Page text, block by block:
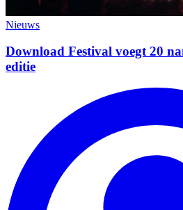
Nieuws
Download Festival voegt 20
editie